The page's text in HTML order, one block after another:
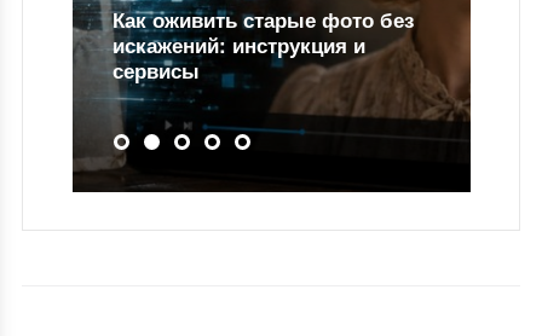
Как оживить старые фото без
искажений: инструкция и
сервисы